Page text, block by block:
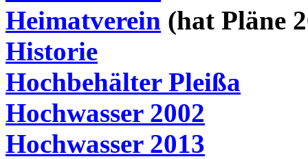
Heimatverein (hat Pläne
Historie
Hochbehälter Pleißa
Hochwasser 2002
Hochwasser 2013